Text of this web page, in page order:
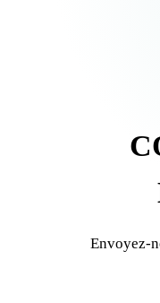
Envoyez-